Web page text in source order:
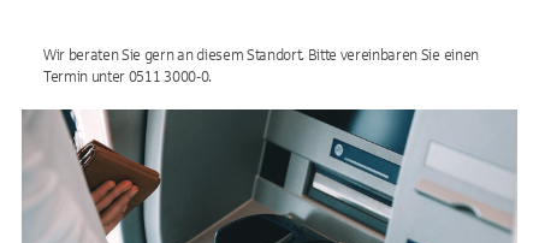
Wir beraten Sie gern an diesem Standort. Bitte vereinbaren Sie einen
Termin unter 0511 3000-0.